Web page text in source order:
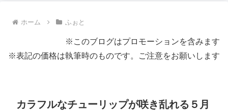
ホーム ふぉと
※このブログはプロモーションを含みます
※表記の価格は執筆時のものです。ご注意をお願いします
カラフルなチューリップが咲き乱れる５月